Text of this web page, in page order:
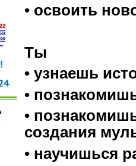
• освоить
Ты
• узнаешь
•
•
создания
• научишься